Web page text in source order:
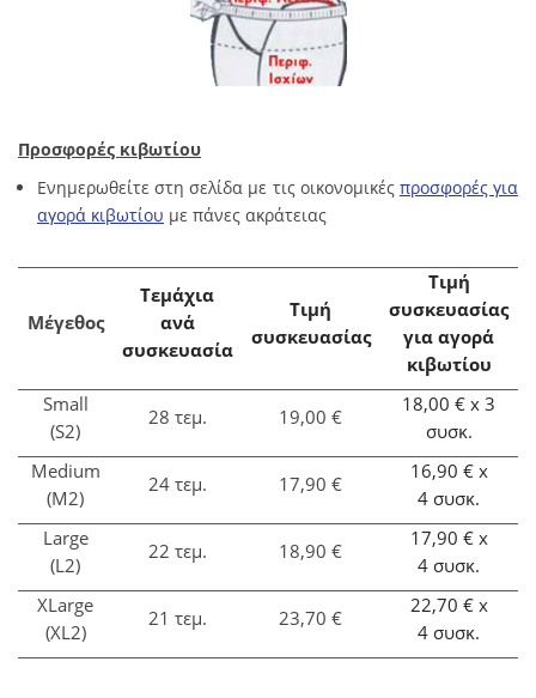
Προσφορές κιβωτίου
Ενημερωθείτε στη σελίδα με τις οικονομικές προσφορές για
αγορά κιβωτίου με πάνες ακράτειας
Μέγεθος
Τεμάχια
ανά
συσκευασία
Τιμή
συσκευασίας
Τιμή
συσκευασίας
για αγορά
κιβωτίου
Small
(S2)
28 τεμ. 19,00 €
18,00 € x 3
συσκ.
Medium
(M2)
24 τεμ. 17,90 €
16,90 € x
4 συσκ.
Large
(L2)
22 τεμ. 18,90 €
17,90 € x
4 συσκ.
XLarge
(XL2)
21 τεμ. 23,70 €
22,70 € x
4 συσκ.